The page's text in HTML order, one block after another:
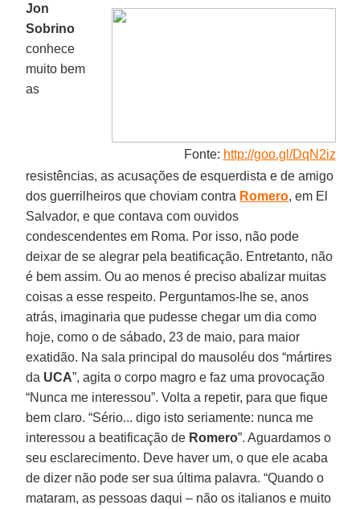
Fonte: http://goo.gl/DqN2iz
Jon
Sobrino
conhece
muito bem
as
resistências, as acusações de esquerdista e de amigo
dos guerrilheiros que choviam contra Romero, em El
Salvador, e que contava com ouvidos
condescendentes em Roma. Por isso, não pode
deixar de se alegrar pela beatificação. Entretanto, não
é bem assim. Ou ao menos é preciso abalizar muitas
coisas a esse respeito. Perguntamos-lhe se, anos
atrás, imaginaria que pudesse chegar um dia como
hoje, como o de sábado, 23 de maio, para maior
exatidão. Na sala principal do mausoléu dos “mártires
da UCA”, agita o corpo magro e faz uma provocação
“Nunca me interessou”. Volta a repetir, para que fique
bem claro. “Sério... digo isto seriamente: nunca me
interessou a beatificação de Romero”. Aguardamos o
seu esclarecimento. Deve haver um, o que ele acaba
de dizer não pode ser sua última palavra. “Quando o
mataram, as pessoas daqui – não os italianos e muito